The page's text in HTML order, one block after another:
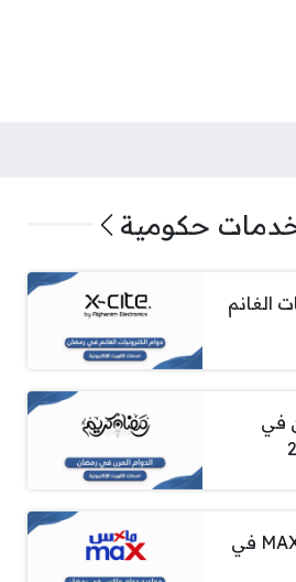
حكومية
الغانم
في
مواعيد دوام ماكس MAX في